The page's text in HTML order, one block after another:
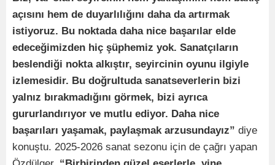
açısını hem de duyarlılığını daha da artırmak
istiyoruz. Bu noktada daha nice başarılar elde
edeceğimizden hiç şüphemiz yok. Sanatçıların
beslendiği nokta alkıştır, seyircinin oyunu ilgiyle
izlemesidir. Bu doğrultuda sanatseverlerin bizi
yalnız bırakmadığını görmek, bizi ayrıca
gururlandırıyor ve mutlu ediyor. Daha nice
başarıları yaşamak, paylaşmak arzusundayız” diye
konuştu. 2025-2026 sanat sezonu için de çağrı yapan